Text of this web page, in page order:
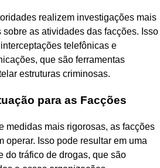
realizem investigações mais
as atividades das facções. Isso
telefônicas e
que são ferramentas
estruturas criminosas.
para as Facções
medidas mais rigorosas, as facções
operar. Isso pode resultar em uma
do tráfico de drogas, que são